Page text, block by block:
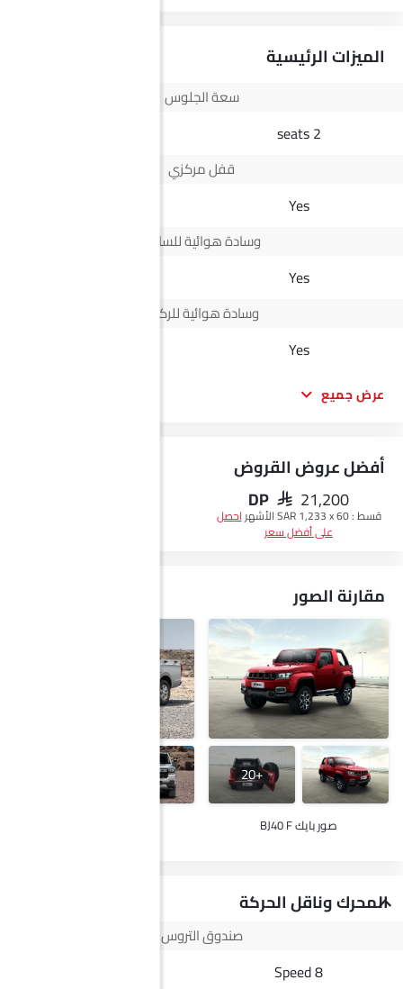
الميزات الرئيسية
سعة الجلوس
2 seats
قفل مركزي
Yes
وسادة هوائية للسائق
Yes
وسادة هوائية للركاب
Yes
عرض جميع
أفضل عروض القروض
DP SAR 21,200
قسط :SAR 1,233 x 60 الأشهر احصل
على أفضل سعر
مقارنة الصور
+20
صور بايك BJ40 F
المحرك وناقل الحركة
صندوق التروس
8 Speed